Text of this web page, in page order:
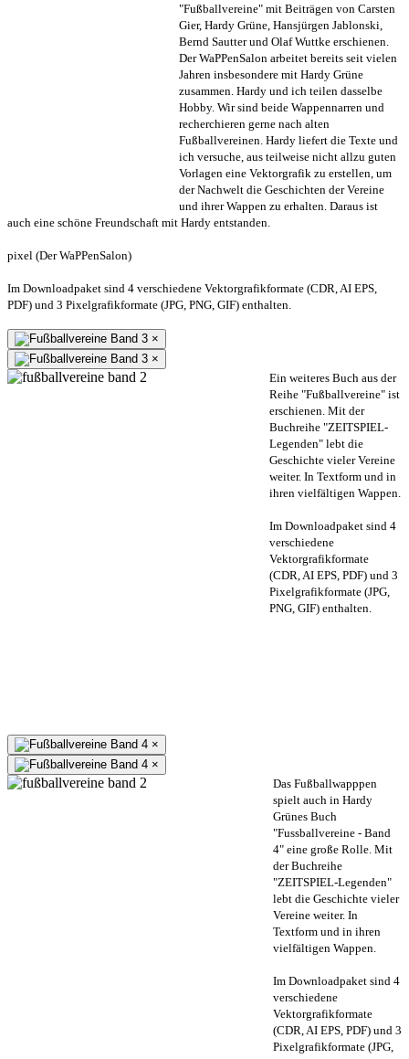
"Fußballvereine" mit Beiträgen von Carsten
Gier, Hardy Grüne, Hansjürgen Jablonski,
Bernd Sautter und Olaf Wuttke erschienen.
Der WaPPenSalon arbeitet bereits seit vielen
Jahren insbesondere mit Hardy Grüne
zusammen. Hardy und ich teilen dasselbe
Hobby. Wir sind beide Wappennarren und
recherchieren gerne nach alten
Fußballvereinen. Hardy liefert die Texte und
ich versuche, aus teilweise nicht allzu guten
Vorlagen eine Vektorgrafik zu erstellen, um
der Nachwelt die Geschichten der Vereine
und ihrer Wappen zu erhalten. Daraus ist
auch eine schöne Freundschaft mit Hardy entstanden.
pixel (Der WaPPenSalon)
Im Downloadpaket sind 4 verschiedene Vektorgrafikformate (CDR, AI EPS,
PDF) und 3 Pixelgrafikformate (JPG, PNG, GIF) enthalten.
×
×
Ein weiteres Buch aus der
Reihe "Fußballvereine" ist
erschienen. Mit der
Buchreihe "ZEITSPIEL-
Legenden" lebt die
Geschichte vieler Vereine
weiter. In Textform und in
ihren vielfältigen Wappen.
Im Downloadpaket sind 4
verschiedene
Vektorgrafikformate
(CDR, AI EPS, PDF) und 3
Pixelgrafikformate (JPG,
PNG, GIF) enthalten.
×
×
Das Fußballwapppen
spielt auch in Hardy
Grünes Buch
"Fussballvereine - Band
4" eine große Rolle. Mit
der Buchreihe
"ZEITSPIEL-Legenden"
lebt die Geschichte vieler
Vereine weiter. In
Textform und in ihren
vielfältigen Wappen.
Im Downloadpaket sind 4
verschiedene
Vektorgrafikformate
(CDR, AI EPS, PDF) und 3
Pixelgrafikformate (JPG,